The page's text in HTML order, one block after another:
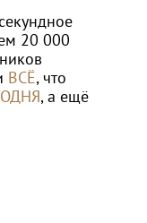
20 000
ВСЁ, что
, а ещё